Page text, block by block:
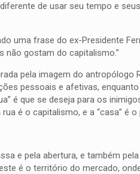
de usar seu tempo e
uma frase do ex-Presidente
não gostam do capitalismo.”
pela imagem do antropólogo
pessoais e afetivas,
é que se deseja para os
é o capitalismo, e a “casa” é
e pela abertura, e também
é o território do mercado,